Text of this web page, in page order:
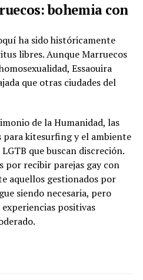
bohemia con
ha sido históricamente
libres. Aunque Marruecos
Essaouira
que otras ciudades del
de la Humanidad, las
para kitesurfing y el ambiente
que buscan discreción.
por recibir parejas gay con
aquellos gestionados por
siendo necesaria, pero
positivas